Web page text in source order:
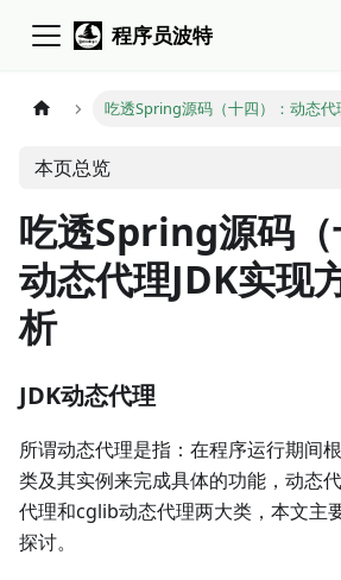
程序员波特
吃透Spring源码（十四）：动态代
本页总览
吃透Spring源码（
动态代理JDK实现
析
JDK动态代理
所谓动态代理是指：在程序运行期间
类及其实例来完成具体的功能，动态
代理和cglib动态代理两大类，本文主
探讨。